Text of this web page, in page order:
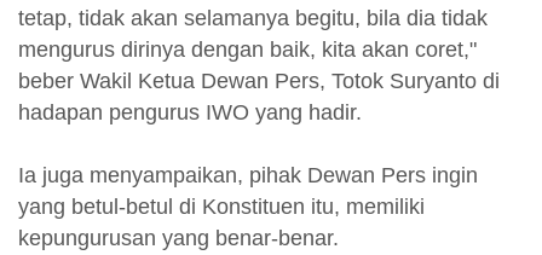
tetap, tidak akan selamanya begitu, bila dia tidak
mengurus dirinya dengan baik, kita akan coret,"
beber Wakil Ketua Dewan Pers, Totok Suryanto di
hadapan pengurus IWO yang hadir.
Ia juga menyampaikan, pihak Dewan Pers ingin
yang betul-betul di Konstituen itu, memiliki
kepungurusan yang benar-benar.